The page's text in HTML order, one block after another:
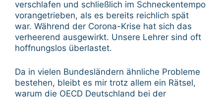
verschlafen und schließlich im Schneckentempo
vorangetrieben, als es bereits reichlich spät
war. Während der Corona-Krise hat sich das
verheerend ausgewirkt. Unsere Lehrer sind oft
hoffnungslos überlastet.
Da in vielen Bundesländern ähnliche Probleme
bestehen, bleibt es mir trotz allem ein Rätsel,
warum die OECD Deutschland bei der